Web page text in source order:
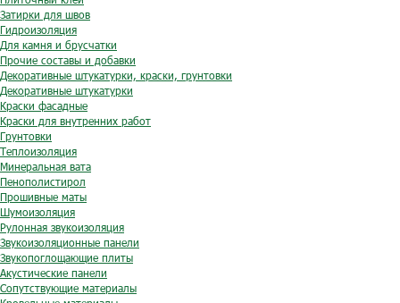
Затирки для швов
Гидроизоляция
Для камня и брусчатки
Прочие составы и добавки
Декоративные штукатурки, краски, грунтовки
Декоративные штукатурки
Краски фасадные
Краски для внутренних работ
Грунтовки
Теплоизоляция
Минеральная вата
Пенополистирол
Прошивные маты
Шумоизоляция
Рулонная звукоизоляция
Звукоизоляционные панели
Звукопоглощающие плиты
Акустические панели
Сопутствующие материалы